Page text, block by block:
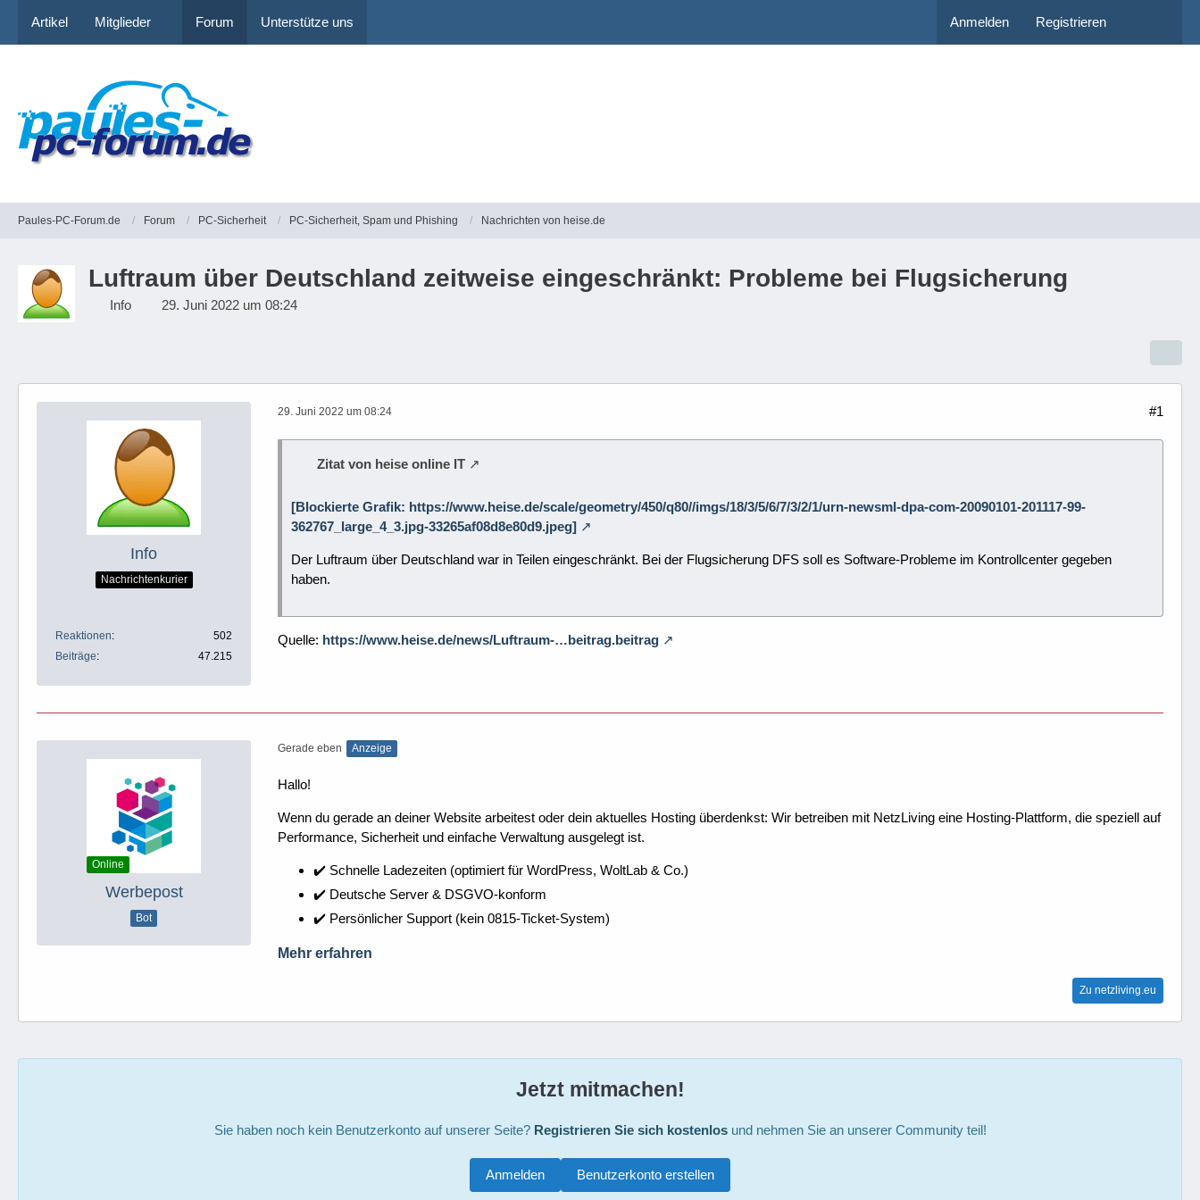
Artikel Mitglieder Forum Unterstütze uns Anmelden Registrieren
Paules-PC-Forum.de Forum PC-Sicherheit PC-Sicherheit, Spam und Phishing Nachrichten von heise.de
Luftraum über Deutschland zeitweise eingeschränkt: Probleme bei Flugsicherung
Info 29. Juni 2022 um 08:24
Info
Nachrichtenkurier
Reaktionen
502
Beiträge
47.215
29. Juni 2022 um 08:24 #1
Zitat von heise online IT
[Blockierte Grafik: https://www.heise.de/scale/geometry/450/q80//imgs/18/3/5/6/7/3/2/1/urn-newsml-dpa-com-20090101-201117-99-
362767_large_4_3.jpg-33265af08d8e80d9.jpeg]
Der Luftraum über Deutschland war in Teilen eingeschränkt. Bei der Flugsicherung DFS soll es Software-Probleme im Kontrollcenter gegeben
haben.
Quelle: https://www.heise.de/news/Luftraum-…beitrag.beitrag
Online
Werbepost
Bot
Gerade eben Anzeige
Hallo!
Wenn du gerade an deiner Website arbeitest oder dein aktuelles Hosting überdenkst: Wir betreiben mit NetzLiving eine Hosting-Plattform, die speziell auf
Performance, Sicherheit und einfache Verwaltung ausgelegt ist.
✔️ Schnelle Ladezeiten (optimiert für WordPress, WoltLab & Co.)
✔️ Deutsche Server & DSGVO-konform
✔️ Persönlicher Support (kein 0815-Ticket-System)
Mehr erfahren
Zu netzliving.eu
Jetzt mitmachen!
Sie haben noch kein Benutzerkonto auf unserer Seite? Registrieren Sie sich kostenlosund nehmen Sie an unserer Community teil!
Benutzerkonto erstellen
Anmelden